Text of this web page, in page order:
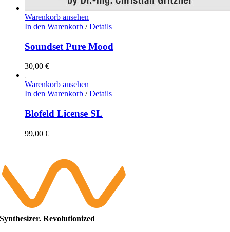
Warenkorb ansehen
In den Warenkorb / Details
Soundset Pure Mood
30,00 €
Warenkorb ansehen
In den Warenkorb / Details
Blofeld License SL
99,00 €
Synthesizer. Revolutionized